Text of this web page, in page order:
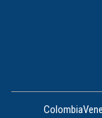
Colombia